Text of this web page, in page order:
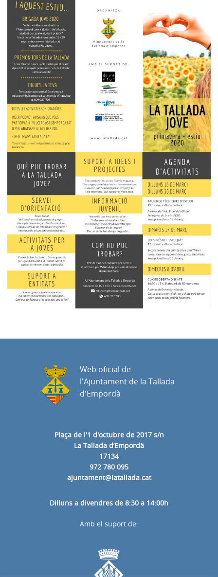
Plaça de l'1 d'octubre de 2017 s/n
La Tallada d’Empordà
17134
972 780 095
ajuntament@latallada.cat
Dilluns a divendres de 8:30 a 14:00h
Web oficial de
l'Ajuntament de la Tallada
d'Empordà
Amb el suport de: